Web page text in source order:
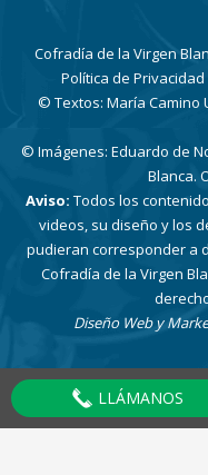
Cofradía de la Virgen
Política de Privacidad
© Textos: María Camino
© Imágenes: Eduardo de
Blanca.
Aviso: Todos los
videos, su diseño y los
pudieran corresponder a
Cofradía de la Virgen
Diseño Web y
LLÁMANOS